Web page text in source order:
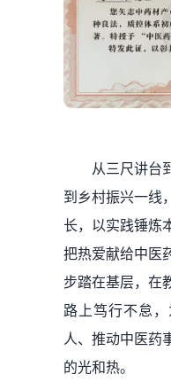
从三尺讲台
到乡村振兴一线
长，以实践锤炼
把热爱献给中医
步踏在基层，在
路上笃行不怠
人、推动中医药
的光和热。